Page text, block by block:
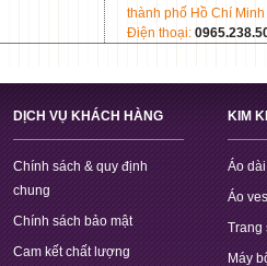
thành phố Hồ Chí Minh
Điện thoại:
DỊCH VỤ KHÁCH HÀNG
Chính sách & quy định
chung
Chính sách bảo mật
Cam kết chất lượng
KIM
Áo
Áo
Trang
Máy